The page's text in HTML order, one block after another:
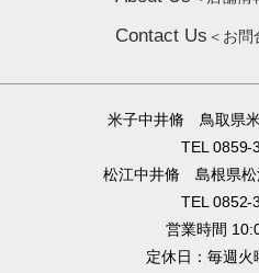
Contact Us ＜お問
米子中井脩 鳥取県
TEL 0859-
松江中井脩 島根県
TEL 0852-
営業時間
定休日：毎週火